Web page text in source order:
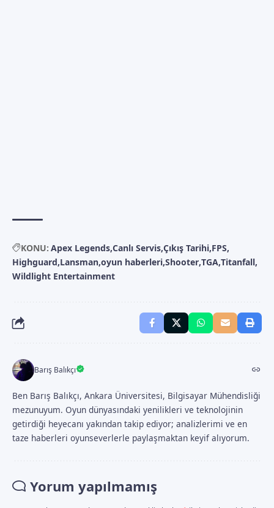
KONU: Apex Legends Canlı Servis Çıkış Tarihi FPS
Highguard Lansman oyun haberleri Shooter TGA Titanfall
Wildlight Entertainment
Barış Balıkçı
Ben Barış Balıkçı, Ankara Üniversitesi, Bilgisayar Mühendisliği
mezunuyum. Oyun dünyasındaki yenilikleri ve teknolojinin
getirdiği heyecanı yakından takip ediyor; analizlerimi ve en
taze haberleri oyunseverlerle paylaşmaktan keyif alıyorum.
Yorum yapılmamış